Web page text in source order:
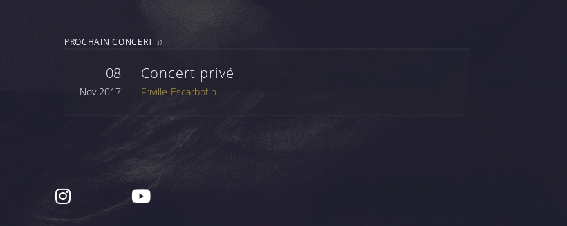
PROCHAIN CONCERT ♫
08
Nov 2017
Concert privé
Friville-Escarbotin